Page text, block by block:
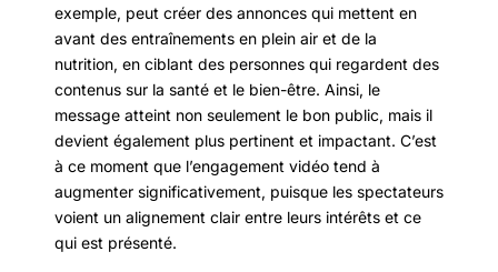
exemple, peut créer des annonces qui mettent en
avant des entraînements en plein air et de la
nutrition, en ciblant des personnes qui regardent des
contenus sur la santé et le bien-être. Ainsi, le
message atteint non seulement le bon public, mais il
devient également plus pertinent et impactant. C’est
à ce moment que l’engagement vidéo tend à
augmenter significativement, puisque les spectateurs
voient un alignement clair entre leurs intérêts et ce
qui est présenté.